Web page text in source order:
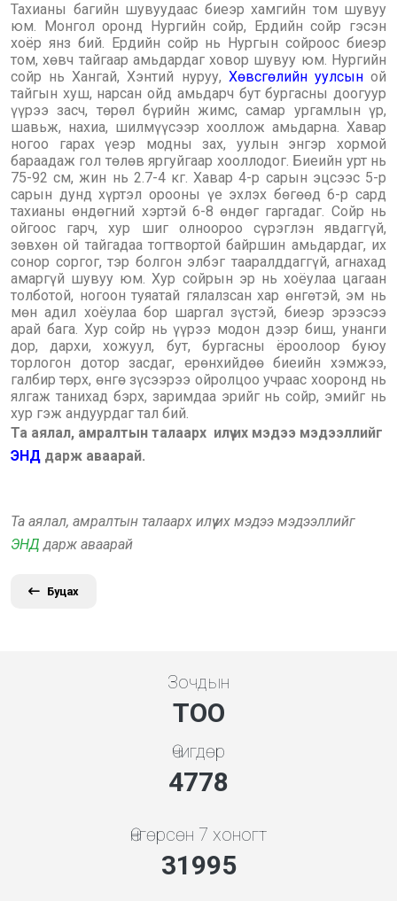
Тахианы багийн шувуудаас биеэр хамгийн том шувуу
юм. Монгол оронд Нургийн сойр, Ердийн сойр гэсэн
хоёр янз бий. Ердийн сойр нь Нургын сойроос биеэр
том, хөвч тайгаар амьдардаг ховор шувуу юм. Нургийн
сойр нь Хангай, Хэнтий нуруу, Хөвсгөлийн уулсыной
тайгын хуш, нарсан ойд амьдарч бут бургасны доогуур
үүрээ засч, төрөл бүрийн жимс, самар ургамлын үр,
шавьж, нахиа, шилмүүсээр хооллож амьдарна. Хавар
ногоо гарах үеэр модны зах, уулын энгэр хормой
бараадаж гол төлөв яргуйгаар хооллодог. Биеийн урт нь
75-92 см, жин нь 2.7-4 кг. Хавар 4-р сарын эцсээс 5-р
сарын дунд хүртэл орооны үе эхлэх бөгөөд 6-р сард
тахианы өндөгний хэртэй 6-8 өндөг гаргадаг. Сойр нь
ойгоос гарч, хур шиг олноороо сүрэглэн явдаггүй,
зөвхөн ой тайгадаа тогтвортой байршин амьдардаг, их
сонор соргог, тэр болгон элбэг тааралддаггүй, агнахад
амаргүй шувуу юм. Хур сойрын эр нь хоёулаа цагаан
толботой, ногоон туяатай гялалзсан хар өнгөтэй, эм нь
мөн адил хоёулаа бор шаргал зүстэй, биеэр эрээсээ
арай бага. Хур сойр нь үүрээ модон дээр биш, унанги
дор, дархи, хожуул, бут, бургасны ёроолоор буюу
торлогон дотор засдаг, ерөнхийдөө биеийн хэмжээ,
галбир төрх, өнгө зүсээрээ ойролцоо учраас хооронд нь
ялгаж танихад бэрх, заримдаа эрийг нь сойр, эмийг нь
хур гэж андуурдаг тал бий.
Та аялал, амралтын талаарх илүү их мэдээ мэдээллийг
ЭНД дарж аваарай.
Та аялал, амралтын талаарх илүү их мэдээ мэдээллийг
ЭНД дарж аваарай
Буцах
Зочдын
ТОО
Өчигдөр
5119
Өнгөрсөн 7 хоногт
34280